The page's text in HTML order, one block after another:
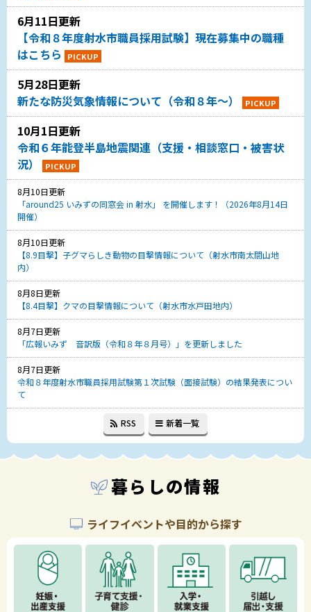
6月11日更新
【令和８年度射水市職員採用試験】現在募集中の職種
はこちら
PICKUP
5月28日更新
新たな防災気象情報について（令和８年～）
PICKUP
10月1日更新
令和６年能登半島地震関連（支援・相談窓口・被害状
況）
PICKUP
8月10日更新
「around25 いみずの同窓会 in 射水」 を開催します！（2026年8月14日
開催）
8月10日更新
【8.9目撃】子グマらしき動物の目撃情報について（射水市南太閤山地
内）
8月8日更新
【8.4目撃】クマの目撃情報について（射水市水戸田地内）
8月7日更新
「広報いみず 音訳版（令和８年８月号）」を更新しました
8月7日更新
令和８年度射水市職員採用試験第１次試験（面接試験）の結果発表につい
て
RSS 新着一覧
暮らしの情報
ライフイベントや目的から探す